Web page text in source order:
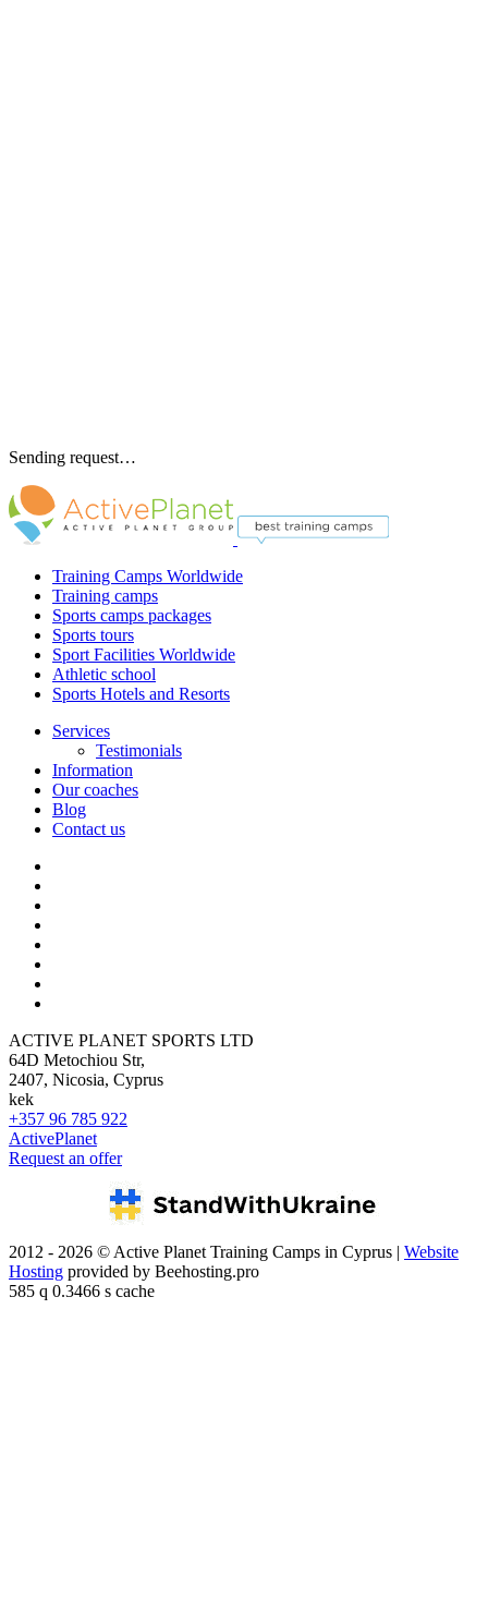
Sending request…
Training Camps Worldwide
Training camps
Sports camps packages
Sports tours
Sport Facilities Worldwide
Athletic school
Sports Hotels and Resorts
Services
Testimonials
Information
Our coaches
Blog
Contact us
ACTIVE PLANET SPORTS LTD
64D Metochiou Str,
2407, Nicosia, Cyprus
kek
+357 96 785 922
ActivePlanet
Request an offer
2012 - 2026 © Active Planet Training Camps in Cyprus | Website
Hosting provided by Beehosting.pro
585 q 0.3466 s cache